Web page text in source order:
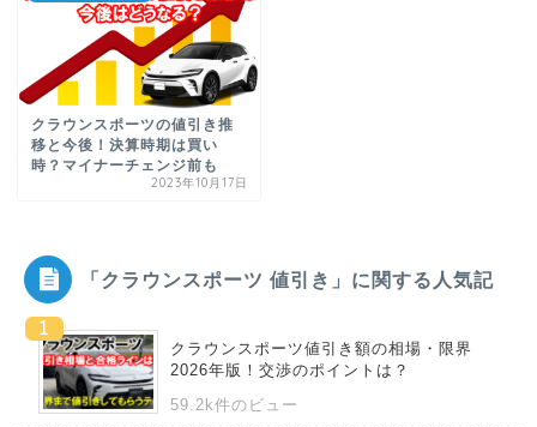
クラウンスポーツの値引き推
移と今後！決算時期は買い
時？マイナーチェンジ前も
2023年10月17日
「クラウンスポーツ 値引き」に関する人気記事
クラウンスポーツ値引き額の相場・限界
2026年版！交渉のポイントは？
59.2k件のビュー